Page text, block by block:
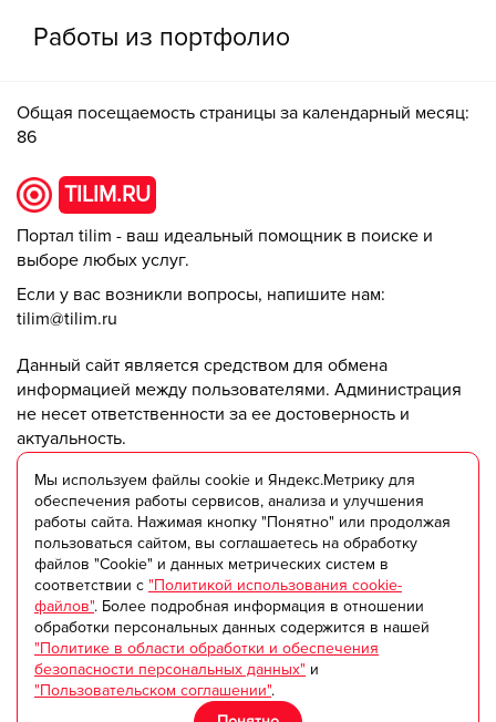
Работы из портфолио
Общая посещаемость страницы за календарный месяц:
86
TILIM.RU
Портал tilim - ваш идеальный помощник в поиске и
выборе любых услуг.
Если у вас возникли вопросы, напишите нам:
tilim@tilim.ru
Данный сайт является средством для обмена
информацией между пользователями. Администрация
не несет ответственности за ее достоверность и
актуальность.
© ООО "Триумф +" 2018-2025
Пользовательское соглашение
Согласие на обработку персональных данных
Политика в области обработки и обеспечения
безопасности персональных данных
Оферта на оказание рекламных и информационных
услуг на сайте TILIM
Согласие на получение рекламы
Требования к информационным материалам
Мы используем файлы cookie и Яндекс.Метрику для
обеспечения работы сервисов, анализа и улучшения
работы сайта. Нажимая кнопку "Понятно" или продолжая
пользоваться сайтом, вы соглашаетесь на обработку
файлов "Cookie" и данных метрических систем в
соответствии с "Политикой использования cookie-
файлов". Более подробная информация в отношении
обработки персональных данных содержится в нашей
"Политике в области обработки и обеспечения
безопасности персональных данных" и
"Пользовательском соглашении".